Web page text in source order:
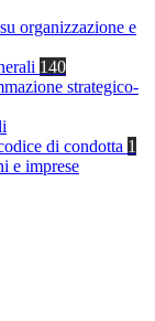
organizzazione e
140
strategico-
di condotta 1
e imprese